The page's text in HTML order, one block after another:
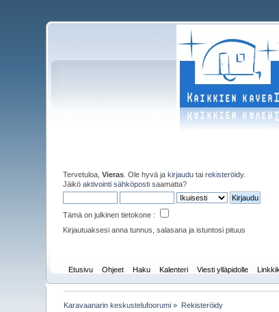
Tervetuloa,Vieras . Ole hyvä jakirjaudu tairekisteröidy.
Jäiköaktivointi sähköposti saamatta?
Tämä on julkinen tietokone :
Kirjautuaksesi anna tunnus, salasana ja istuntosi pituus
Etusivu Ohjeet Haku Kalenteri Viesti ylläpidolle
Karavaanarin keskustelufoorumi » Rekisteröidy